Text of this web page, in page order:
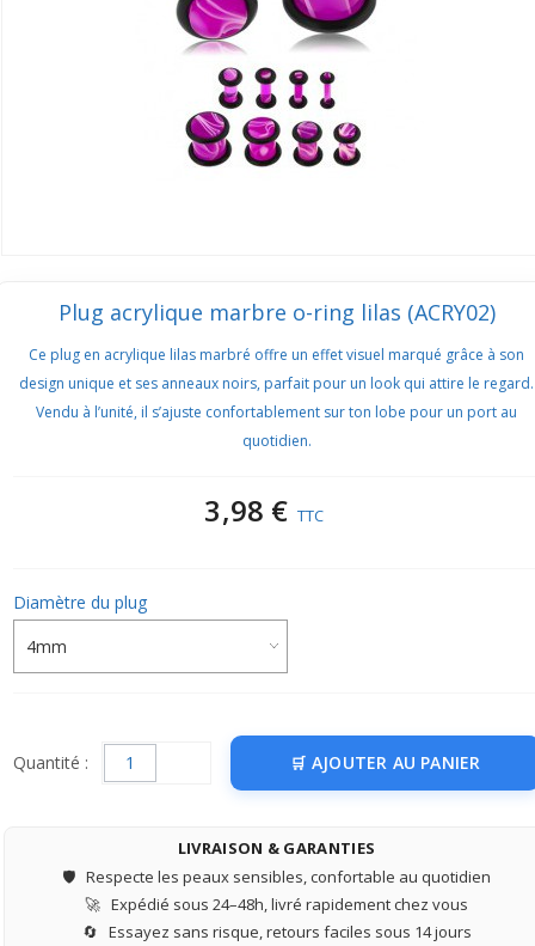
Plug acrylique marbre o-ring lilas (ACRY02)
Ce plug en acrylique lilas marbré offre un effet visuel marqué grâce à son
design unique et ses anneaux noirs, parfait pour un look qui attire le regard.
Vendu à l’unité, il s’ajuste confortablement sur ton lobe pour un port au
quotidien.
3,98 € TTC
Diamètre du plug
Quantité : AJOUTER AU PANIER
LIVRAISON & GARANTIES
🛡️ Respecte les peaux sensibles, confortable au quotidien
🚀 Expédié sous 24–48h, livré rapidement chez vous
🔄 Essayez sans risque, retours faciles sous 14 jours